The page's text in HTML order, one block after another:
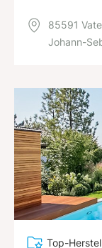
85591
Johann-
Top-